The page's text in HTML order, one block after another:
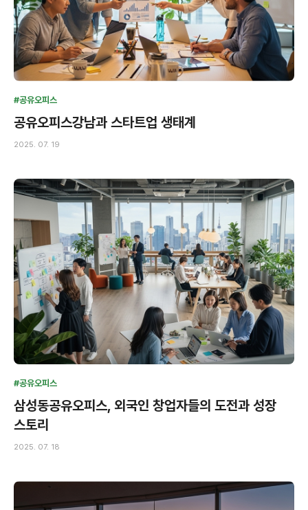
#공유오피스
공유오피스강남과 스타트업 생태계
2025. 07. 19
#공유오피스
삼성동공유오피스, 외국인 창업자들의 도전과 성장
스토리
2025. 07. 18